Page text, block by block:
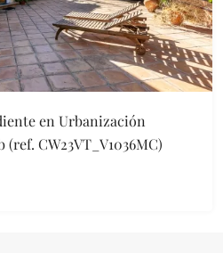
en Urbanización
CW23VT_V1036MC)